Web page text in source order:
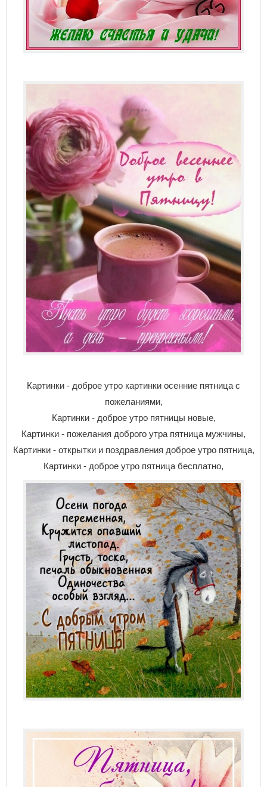
Картинки - доброе утро картинки осенние пятница с
пожеланиями,
Картинки - доброе утро пятницы новые,
Картинки - пожелания доброго утра пятница мужчины,
Картинки - открытки и поздравления доброе утро пятница,
Картинки - доброе утро пятница бесплатно,